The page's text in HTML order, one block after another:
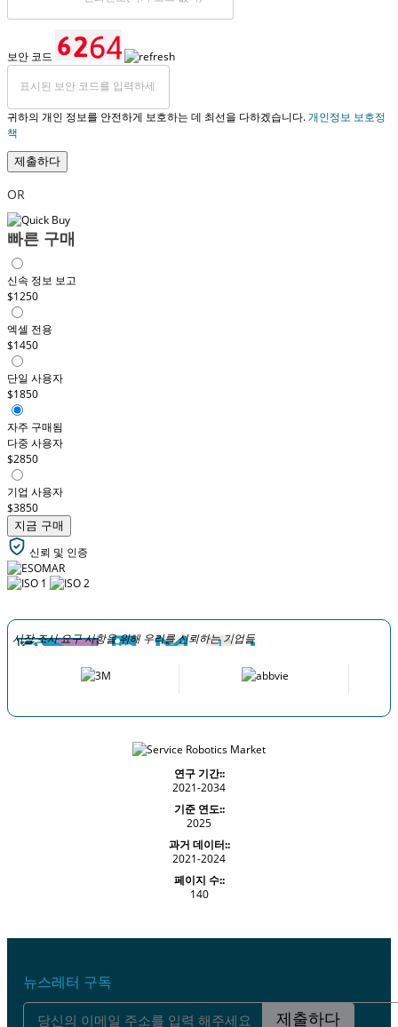
보안 코드
귀하의 개인 정보를 안전하게 보호하는 데 최선을 다하겠습니다.개인정보 보호정
책
제출하다
OR
빠른 구매
신속 정보 보고
$1250
엑셀 전용
$1450
단일 사용자
$1850
자주 구매됨
다중 사용자
$2850
기업 사용자
$3850
지금 구매
신뢰 및 인증
시장 조사 요구 사항을 위해 우리를 신뢰하는 기업들
연구 기간::
2021-2034
기준 연도::
2025
과거 데이터::
2021-2024
페이지 수::
140
뉴스레터 구독
제출하다